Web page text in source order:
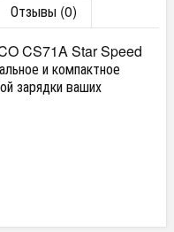
Отзывы (0)
CS71A Star Speed
и компактное
зарядки ваших